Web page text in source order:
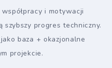
i motywacji
szybszy progres techniczny.
baza + okazjonalne
projekcie.